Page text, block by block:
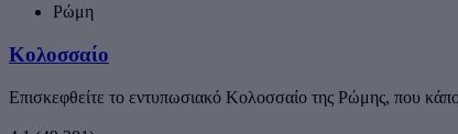
Ρώμη
Κολοσσαίο
Επισκεφθείτε το εντυπωσιακό Κολοσσαίο της Ρώμης, που